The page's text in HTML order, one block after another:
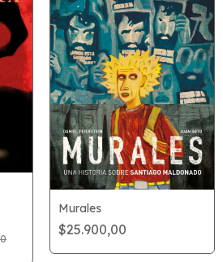
Murales
$25.900,00